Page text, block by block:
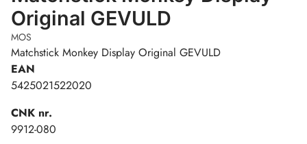
Original GEVULD
MOS
Matchstick Monkey Display Original GEVULD
EAN
5425021522020
CNK nr.
9912-080